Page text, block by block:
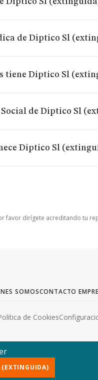
de Diptico Sl
tiene Diptico Sl
de Diptico Sl
Diptico Sl
favor dirígete acreditando tu
SOMOSCONTACTO
de Cookies
(EXTINGUIDA)